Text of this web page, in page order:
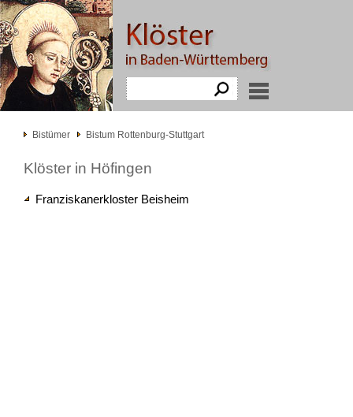
Bistümer Bistum Rottenburg-Stuttgart
Klöster in Höfingen
Franziskanerkloster Beisheim